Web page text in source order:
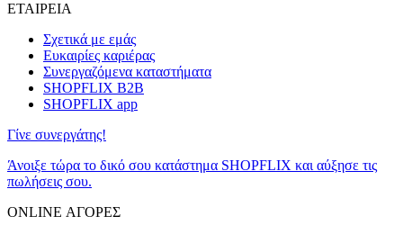
ΕΤΑΙΡΕΙΑ
Σχετικά με εμάς
Ευκαιρίες καριέρας
Συνεργαζόμενα καταστήματα
SHOPFLIX B2B
SHOPFLIX app
Γίνε συνεργάτης!
Άνοιξε τώρα το δικό σου κατάστημα SHOPFLIX και αύξησε τις
πωλήσεις σου.
ONLINE ΑΓΟΡΕΣ